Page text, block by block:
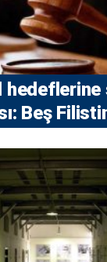
hedeflerine
Beş